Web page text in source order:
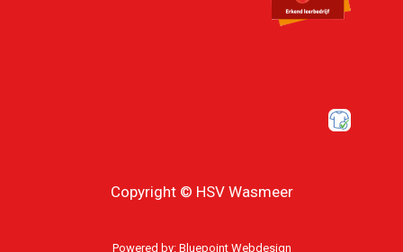
Copyright © HSV Wasmeer
Powered by: Bluepoint Webdesign